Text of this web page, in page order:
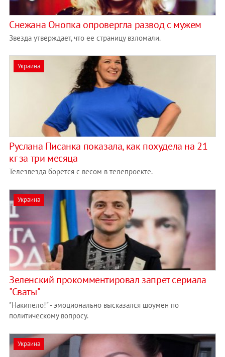
Снежана Онопка опровергла развод с мужем
Звезда утверждает, что ее страницу взломали.
Украина
Руслана Писанка показала, как похудела на 21
кг за три месяца
Телезвезда борется с весом в телепроекте.
Украина
Зеленский прокомментировал запрет сериала
"Сваты"
"Накипело!" - эмоционально высказался шоумен по
политическому вопросу.
Украина